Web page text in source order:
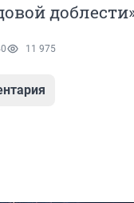
11 975